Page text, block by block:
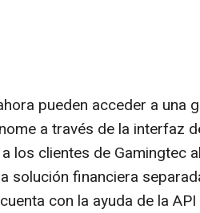
pueden acceder a una
a través de la interfaz
los clientes de Gamingtec
solución financiera
con la ayuda de la